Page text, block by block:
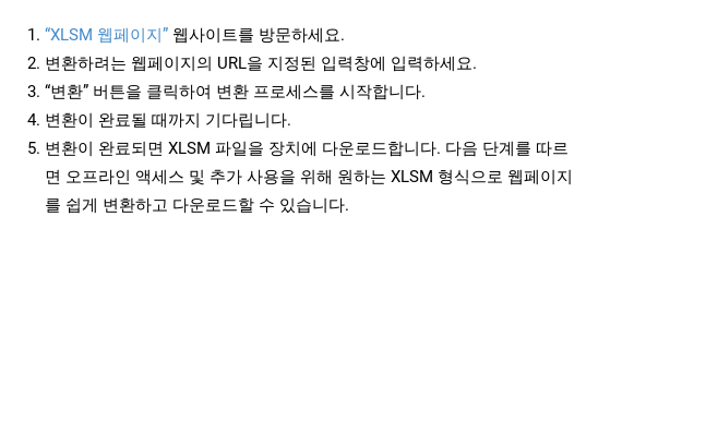
“XLSM 웹페이지” 웹사이트를 방문하세요.
변환하려는 웹페이지의 URL을 지정된 입력창에 입력하세요.
“변환” 버튼을 클릭하여 변환 프로세스를 시작합니다.
변환이 완료될 때까지 기다립니다.
변환이 완료되면 XLSM 파일을 장치에 다운로드합니다. 다음 단계를 따르
면 오프라인 액세스 및 추가 사용을 위해 원하는 XLSM 형식으로 웹페이지
를 쉽게 변환하고 다운로드할 수 있습니다.